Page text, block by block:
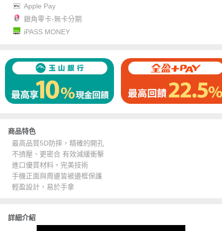
Apple Pay
銀角零卡-無卡分期
iPASS MONEY
商品特色
最高品質5D防摔，精確的開孔
不擠壓、更密合 有效減緩衝擊
進口優質材料，完美技術
手機正面與周邊皆被邊框保護
輕盈設計，易於手拿
詳細介紹